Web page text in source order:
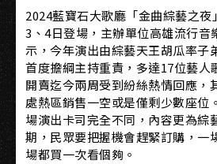
2024藍寶石大歌廳「金曲綜藝之夜
3、4日登場，主辦單位高雄流行音
示，今年演出由綜藝天王胡瓜率子
首度擔綱主持重責，多達17位藝人
開賣迄今兩周受到紛絲熱情回應，
處熱區銷售一空或是僅剩少數座位
場演出卡司完全不同，內容更為綜
期，民眾要把握機會趕緊訂購，一
場都買一次看個夠。